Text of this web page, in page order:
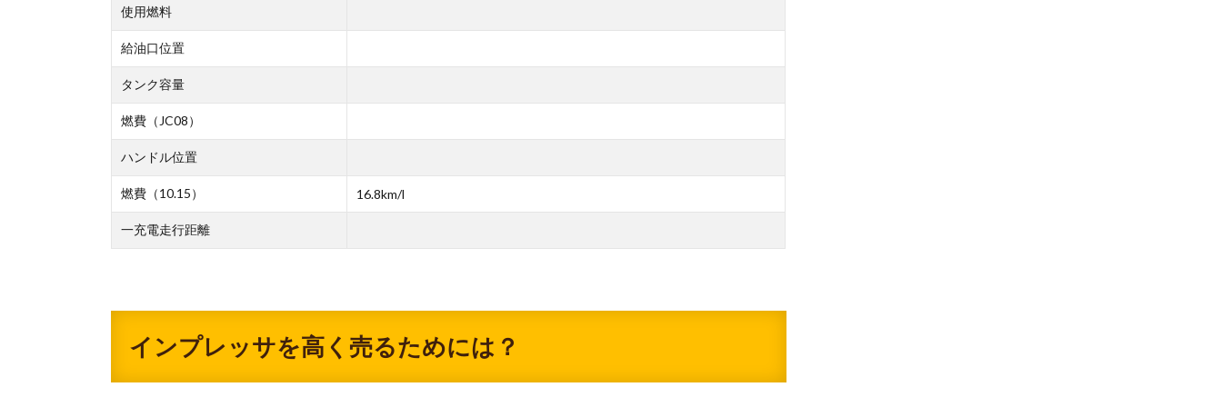
使用燃料
給油口位置
タンク容量
燃費（JC08）
ハンドル位置
燃費（10.15） 16.8km/l
一充電走行距離
インプレッサを高く売るためには？